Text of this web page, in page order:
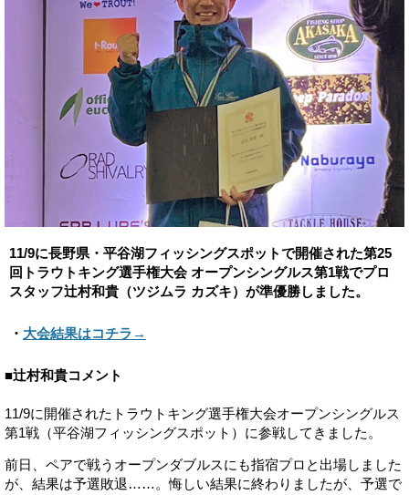
11/9に長野県・平谷湖フィッシングスポットで開催された第25
回トラウトキング選手権大会 オープンシングルス第1戦でプロ
スタッフ辻村和貴（ツジムラ カズキ）が準優勝しました。
・ 大会結果はコチラ→
■辻村和貴コメント
11/9に開催されたトラウトキング選手権大会オープンシングルス
第1戦（平谷湖フィッシングスポット）に参戦してきました。
前日、ペアで戦うオープンダブルスにも指宿プロと出場しました
が、結果は予選敗退……。悔しい結果に終わりましたが、予選で